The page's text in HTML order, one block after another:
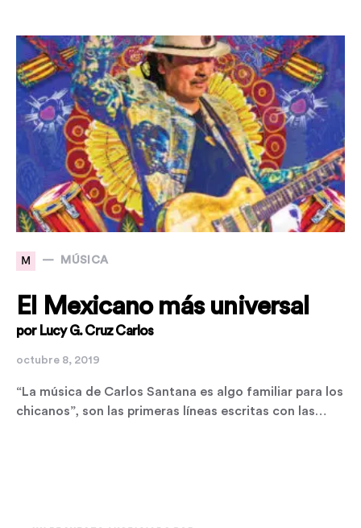
M MÚSICA
El Mexicano más universal
por Lucy G. Cruz Carlos
octubre 8, 2019
“La música de Carlos Santana es algo familiar para los
chicanos”, son las primeras líneas escritas con las…